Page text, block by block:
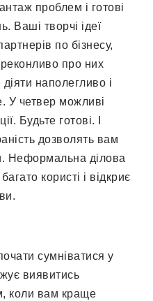
проблем і готові
Ваші творчі ідеї
по бізнесу,
про них
наполегливо і
У четвер можливі
Будьте готові. І
дозволять вам
Неформальна ділова
користі і відкриє
сумніватися у
виявитись
коли вам краще